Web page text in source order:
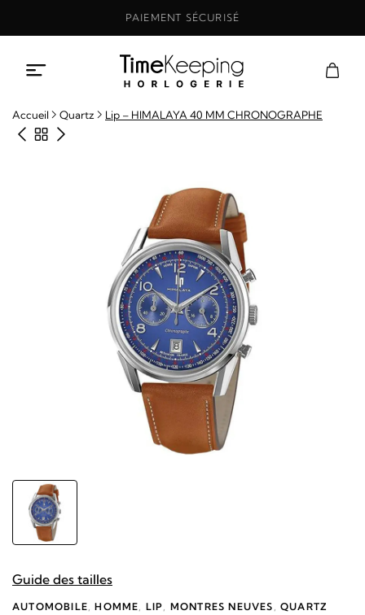
PAIEMENT SÉCURISÉ
Accueil Quartz Lip – HIMALAYA 40 MM CHRONOGRAPHE
Produit précédent
Retour à la boutique
Produit suivant
Guide des tailles
AUTOMOBILE ,HOMME LIP MONTRES NEUVES ,QUARTZ